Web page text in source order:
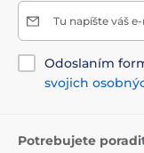
Tu napíšte váš
Odoslaním
svojich
Potrebujete